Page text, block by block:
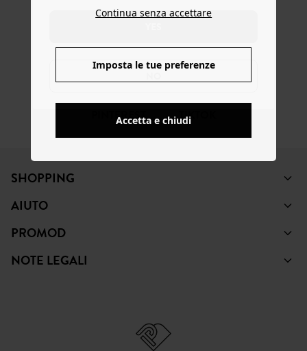
FACEBOOK INSTAGRAM YOUTUBE
PINTEREST TIKTOK
SHOPPING
AIUTO
PROMOD
NOTE LEGALI
Continua senza accettare
Imposta le tue preferenze
Accetta e chiudi